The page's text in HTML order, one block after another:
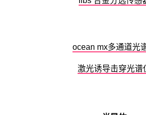
ocean mx多通道光
激光诱导击穿光谱